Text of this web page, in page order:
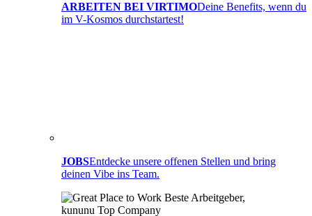
ARBEITEN BEI VIRTIMODeine Benefits, wenn du
im V-Kosmos durchstartest!
JOBSEntdecke unsere offenen Stellen und bring
deinen Vibe ins Team.